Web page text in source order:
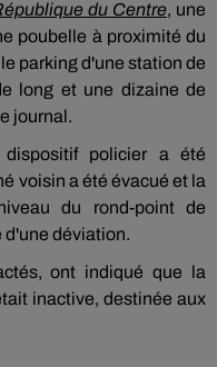
du Centre, une
poubelle à proximité du
parking d'une station de
long et une dizaine de
journal.
dispositif policier a été
voisin a été évacué et la
du rond-point de
d'une déviation.
ont indiqué que la
inactive, destinée aux